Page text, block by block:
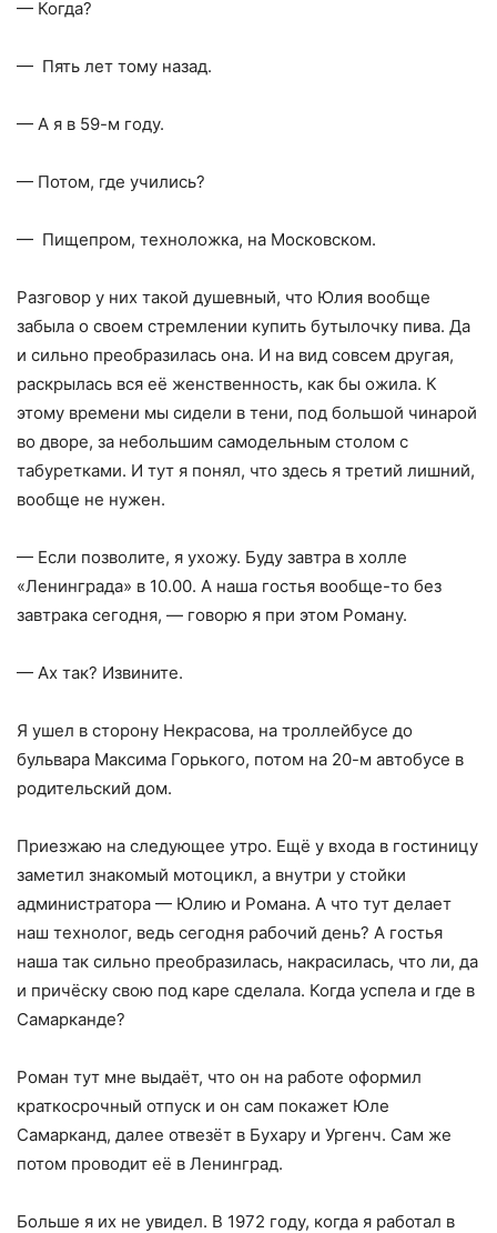
— Когда?
— Пять лет тому назад.
— А я в 59-м году.
— Потом, где учились?
— Пищепром, техноложка, на Московском.
Разговор у них такой душевный, что Юлия вообще
забыла о своем стремлении купить бутылочку пива. Да
и сильно преобразилась она. И на вид совсем другая,
раскрылась вся её женственность, как бы ожила. К
этому времени мы сидели в тени, под большой чинарой
во дворе, за небольшим самодельным столом с
табуретками. И тут я понял, что здесь я третий лишний,
вообще не нужен.
— Если позволите, я ухожу. Буду завтра в холле
«Ленинграда» в 10.00. А наша гостья вообще-то без
завтрака сегодня, — говорю я при этом Роману.
— Ах так? Извините.
Я ушел в сторону Некрасова, на троллейбусе до
бульвара Максима Горького, потом на 20-м автобусе в
родительский дом.
Приезжаю на следующее утро. Ещё у входа в гостиницу
заметил знакомый мотоцикл, а внутри у стойки
администратора — Юлию и Романа. А что тут делает
наш технолог, ведь сегодня рабочий день? А гостья
наша так сильно преобразилась, накрасилась, что ли, да
и причёску свою под каре сделала. Когда успела и где в
Самарканде?
Роман тут мне выдаёт, что он на работе оформил
краткосрочный отпуск и он сам покажет Юле
Самарканд, далее отвезёт в Бухару и Ургенч. Сам же
потом проводит её в Ленинград.
Больше я их не увидел. В 1972 году, когда я работал в